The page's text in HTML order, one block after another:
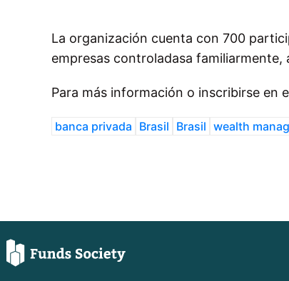
La organización cuenta con 700
empresas controladasa
Para más información o inscribirse en
banca privada Brasil Brasil wealth